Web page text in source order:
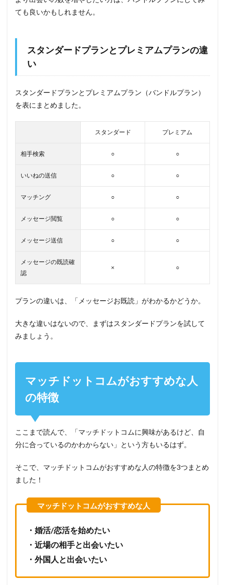
ても良いかもしれません。
スタンダードプランとプレミアムプランの違
い
スタンダードプランとプレミアムプラン（バンドルプラン）
を表にまとめました。
スタンダード プレミアム
相手検索 ○ ○
いいねの送信 ○ ○
マッチング ○ ○
メッセージ閲覧 ○ ○
メッセージ送信 ○ ○
メッセージの既読確
認
× ○
プランの違いは、「メッセージお既読」がわかるかどうか。
大きな違いはないので、まずはスタンダードプランを試して
みましょう。
マッチドットコムがおすすめな人
の特徴
ここまで読んで、「マッチドットコムに興味があるけど、自
分に合っているのかわからない」という方もいるはず。
そこで、マッチドットコムがおすすめな人の特徴を3つまとめ
ました！
・婚活/恋活を始めたい
・近場の相手と出会いたい
・外国人と出会いたい